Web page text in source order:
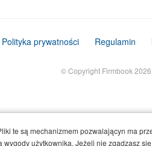
Polityka prywatności Regulamin
© Copyright Firmbook
te są mechanizmem pozwalającyn ma
użytkownika. Jeżeli nie zgadzasz